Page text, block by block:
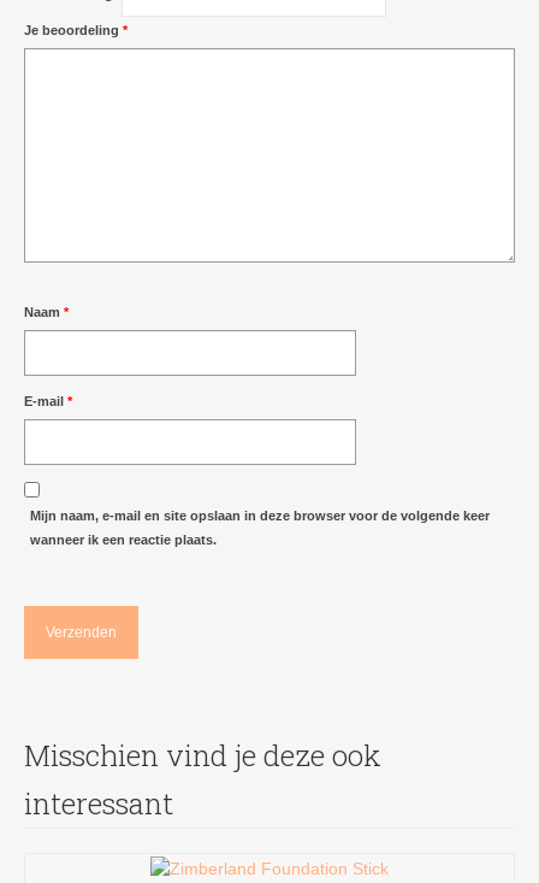
Je beoordeling *
Naam *
E-mail *
Mijn naam, e-mail en site opslaan in deze browser voor de volgende keer
wanneer ik een reactie plaats.
Misschien vind je deze ook
interessant